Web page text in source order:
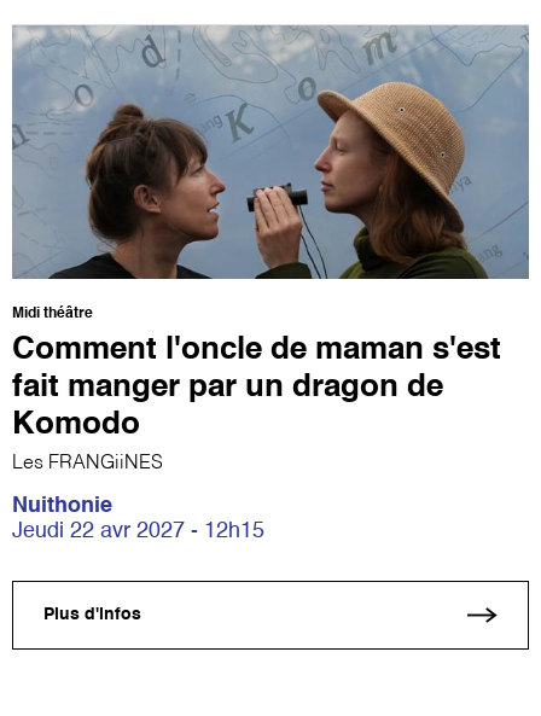
Midi théâtre
Comment l'oncle de maman s'est
fait manger par un dragon de
Komodo
Les FRANGiiNES
Nuithonie
Jeudi 22 avr 2027 - 12h15
Plus d'infos